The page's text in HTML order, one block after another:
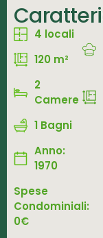
4 locali
120 m²
2
Camere
1 Bagni
Anno:
1970
Spese
Condominiali:
0€